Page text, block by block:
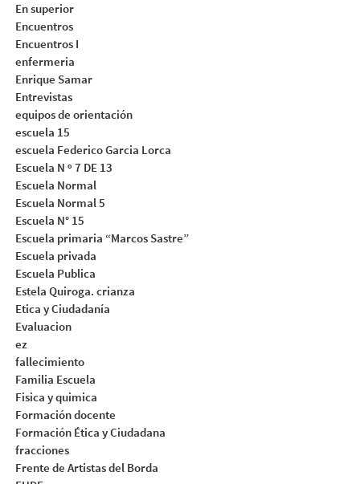
En superior
Encuentros
Encuentros I
enfermeria
Enrique Samar
Entrevistas
equipos de orientación
escuela 15
escuela Federico Garcia Lorca
Escuela N º 7 DE 13
Escuela Normal
Escuela Normal 5
Escuela N° 15
Escuela primaria “Marcos Sastre”
Escuela privada
Escuela Publica
Estela Quiroga. crianza
Etica y Ciudadanía
Evaluacion
ez
fallecimiento
Familia Escuela
Fisica y quimica
Formación docente
Formación Ética y Ciudadana
fracciones
Frente de Artistas del Borda